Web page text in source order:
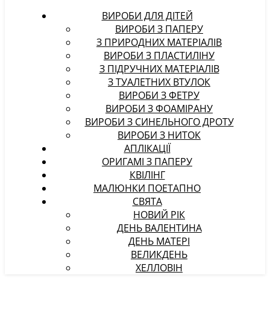
ВИРОБИ ДЛЯ ДІТЕЙ
ВИРОБИ З ПАПЕРУ
З ПРИРОДНИХ МАТЕРІАЛІВ
ВИРОБИ З ПЛАСТИЛІНУ
З ПІДРУЧНИХ МАТЕРІАЛІВ
З ТУАЛЕТНИХ ВТУЛОК
ВИРОБИ З ФЕТРУ
ВИРОБИ З ФОАМІРАНУ
ВИРОБИ З СИНЕЛЬНОГО ДРОТУ
ВИРОБИ З НИТОК
АПЛІКАЦІЇ
ОРИГАМІ З ПАПЕРУ
КВІЛІНГ
МАЛЮНКИ ПОЕТАПНО
СВЯТА
НОВИЙ РІК
ДЕНЬ ВАЛЕНТИНА
ДЕНЬ МАТЕРІ
ВЕЛИКДЕНЬ
ХЕЛЛОВІН